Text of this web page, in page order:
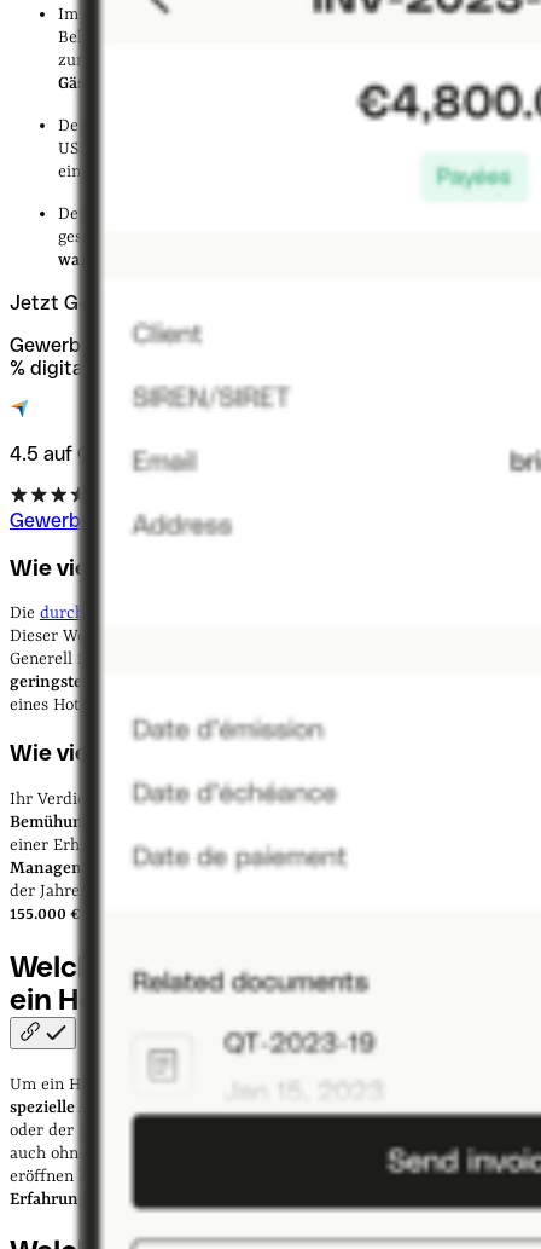
Im Oktober 2024 Anzahl der Übernachtungenin
Beherbergungsstätten in Deutschland
zum Vorjahresmonat, was rund
Gästeübernachtungen
Der
wird von 5.384,78 Milliarden
USD in 2024
einer CAGR von 6,2 %.
Der
geschätzt und soll
wachsen
Jetzt Gewerbe anmelden
Gewerbeanmeldung inkl. Antrag auf Steuernummer – 100
% digital und bereits ab 0 €.
4.5 auf Capterra
Gewerbe online anmelden
Wie viel Gewinn macht ein Hotel?
Die durchschnittliche Gewinnspanne
Dieser Wert variiert abhängig von der Jahreszeit und Markttrends.
Generell ist die Hotellerie jedoch
geringsten Gewinnspannen
eines Hotels
Wie viel verdient man mit einem Hotel?
Ihr Verdienst mit einem eigenen Hotelhängt stark von Ihren
Bemühungen und Qualifikationen ab
einer Erhebung von
Absolventa verdienen
Angestellte im
Management eines 4-Sterne-Hotels rund 134.000 € im Jahr
der Jahresverdienst in ähnlicher Position eines
155.000 €
Welche Ausbildung braucht man, um
ein Hotel zueröffnen?
Um ein Hotel in Deutschland zu eröffnen, ist
gesetzlich keine
spezielle Ausbildung vorgeschrieben. Der Beruf des Hotelbesitzers
oder der Hotelbesitzerin ist nicht geschützt, was bedeutet, dass Sie
auch ohne entsprechende Ausbildung oder Studium ein Hotel
eröffnen können. Dennoch ist es
ratsam, nicht ohne jegliche
Erfahrung in dieser Branche vorzugehen